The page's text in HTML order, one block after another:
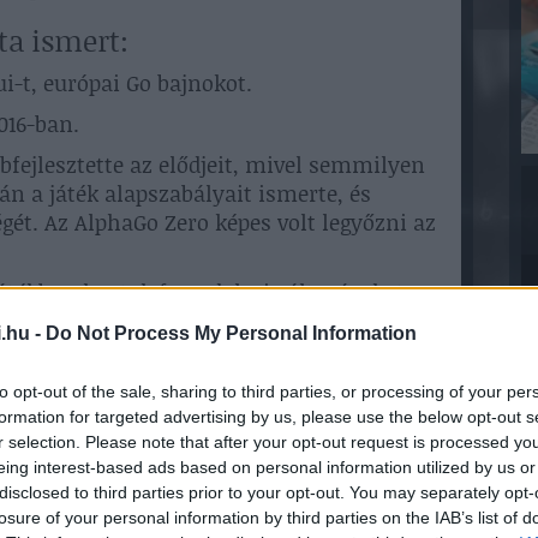
- Do Not Process My Personal Information
opt-out of the sale, sharing to third parties, or processing of your
for targeted advertising by us, please use the below opt-out
selection. Please note that after your opt-out request is processed
interest-based ads based on personal information utilized by us
to third parties prior to your opt-out. You may separately
of your personal information by third parties on the IAB’s list of
ismert:
t, európai Go bajnokot.
ban.
az elődjeit, mivel semmilyen
a játék alapszabályait ismerte, és
Az AlphaGo Zero képes volt legyőzni az
hoztak forradalmi változásokat,
is jelentősen előrevitték,
területein. Az AlphaGo sikerei
dolgozott, mint például az AlphaFold,
ért el áttörést.
a cél pedig az, hogy olyan intelligens
lesznek önállóan megoldani a
amelyek jelenleg még emberi